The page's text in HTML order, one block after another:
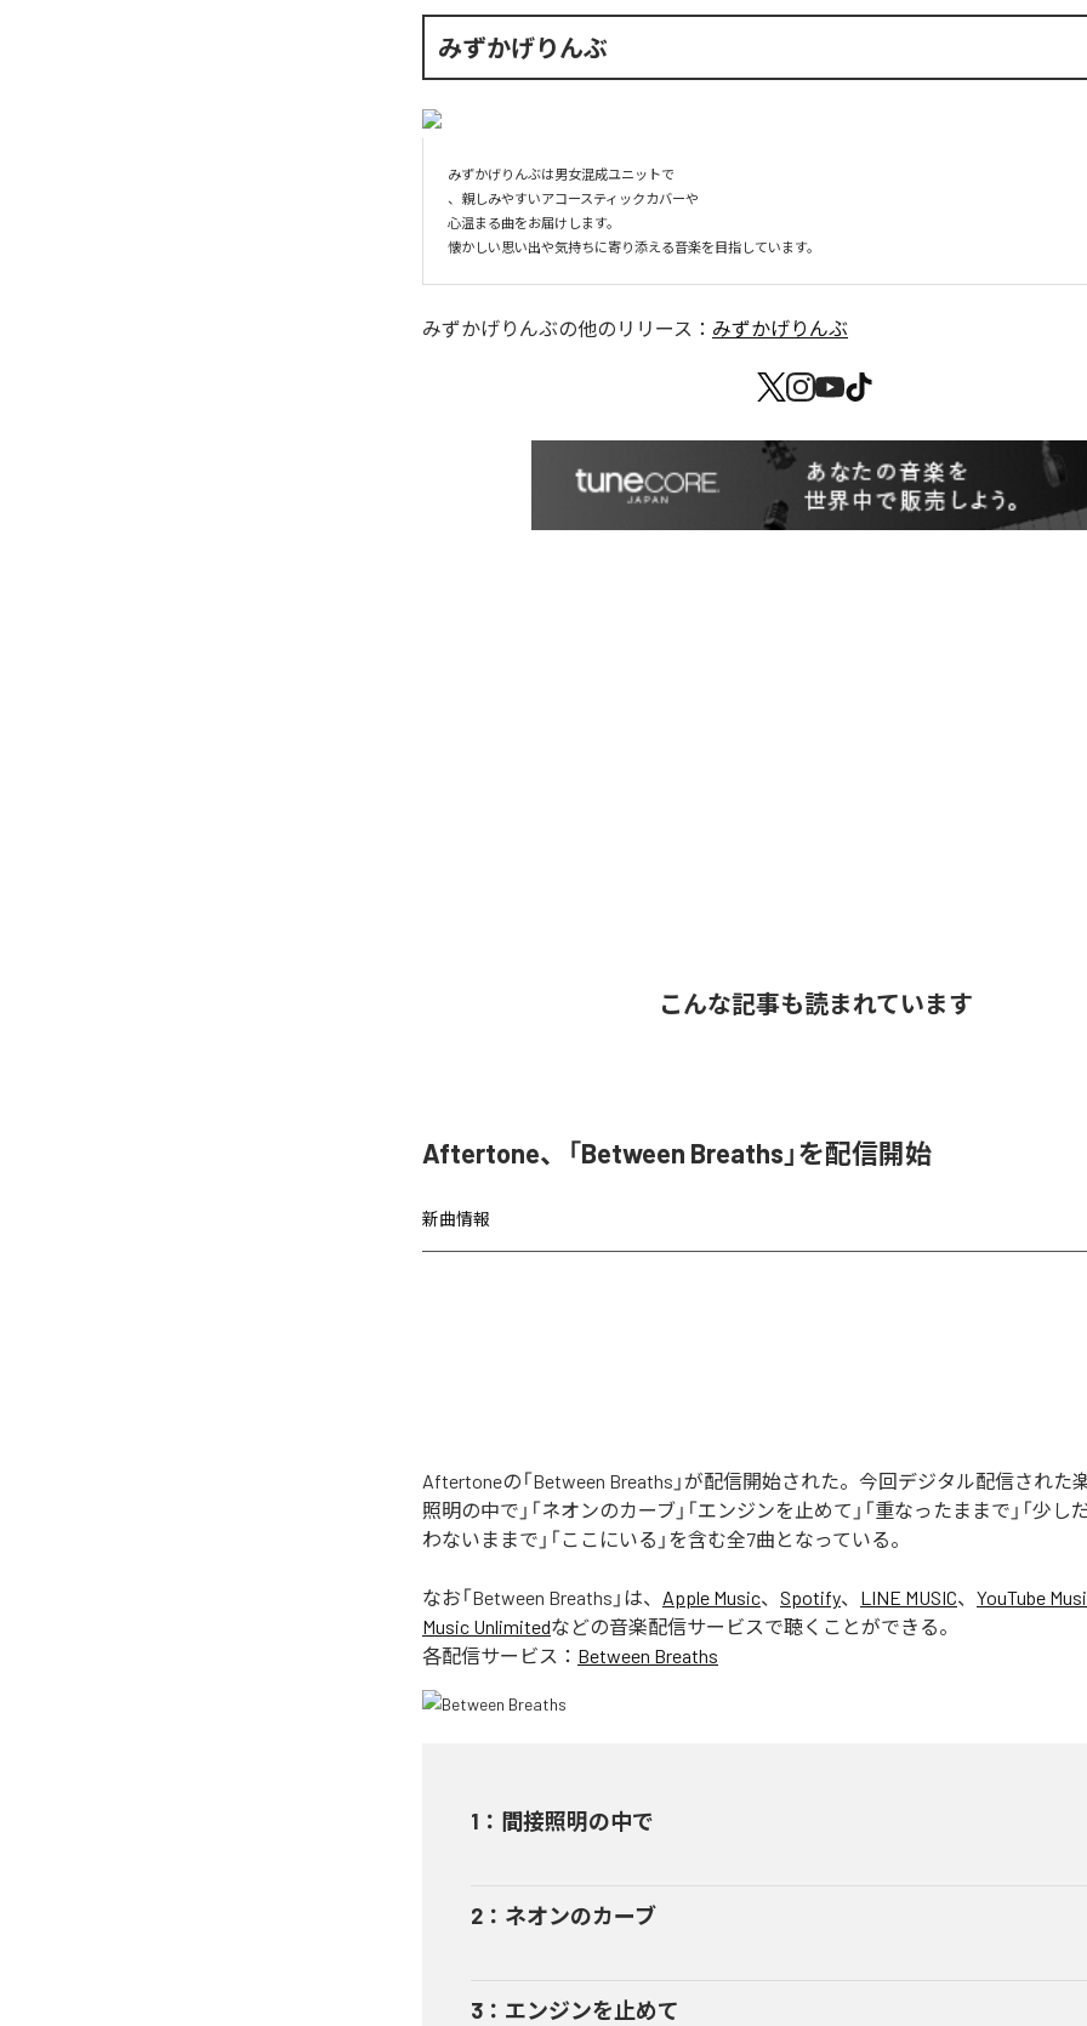
みずかげりんぶ
みずかげりんぶは男女混成ユニットで
、親しみやすいアコースティックカバーや
心温まる曲をお届けします。
みずかげりんぶの他のリリース： みずかげりんぶ
こんな記事も読まれています
Aftertone、「Between Breaths」を配信開始
新曲情報
Aftertoneの「Between Breaths」が配信開始された。今回デジタル配信された
照明の中で」「ネオンのカーブ」「エンジンを止めて」「重なったままで」「少し
わないままで」「ここにいる」を含む全7曲となっている。
なお「Between Breaths 」は、 Apple Music、 Spotify、 LINE MUSIC、 YouTube
Music Unlimitedなどの音楽配信サービスで聴くことができる。
各配信サービス： Between Breaths
1 ： 間接照明の中で
2 ： ネオンのカーブ
3 ： エンジンを止めて